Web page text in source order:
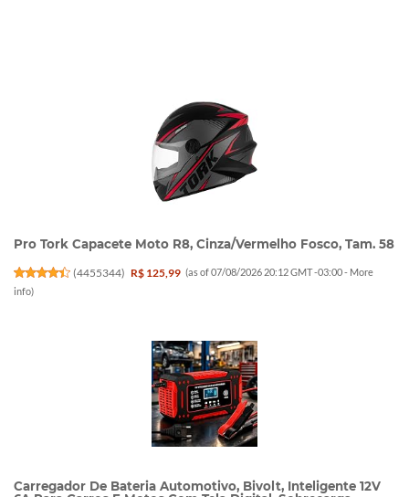
Pro Tork Capacete Moto R8, Cinza/Vermelho Fosco, Tam. 58
(4455344) R$ 125,99 (as of 07/08/2026 20:12 GMT -03:00 - More
info)
Carregador De Bateria Automotivo, Bivolt, Inteligente 12V